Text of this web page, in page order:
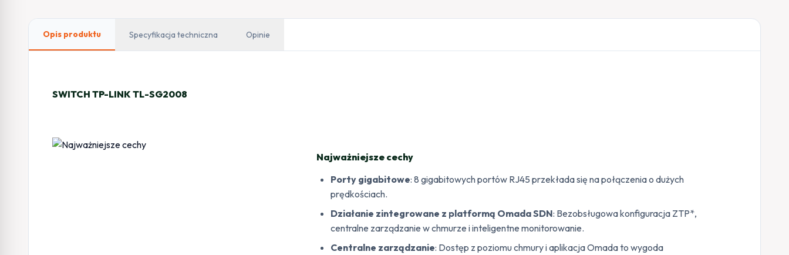
Opis produktu Specyfikacja techniczna Opinie
SWITCH TP-LINK TL-SG2008
Najważniejsze cechy
Porty gigabitowe: 8 gigabitowych portów RJ45 przekłada się na połączenia o dużych
prędkościach.
Działanie zintegrowane z platformą Omada SDN: Bezobsługowa konfiguracja ZTP*,
centralne zarządzanie w chmurze i inteligentne monitorowanie.
Centralne zarządzanie: Dostęp z poziomu chmury i aplikacja Omada to wygoda